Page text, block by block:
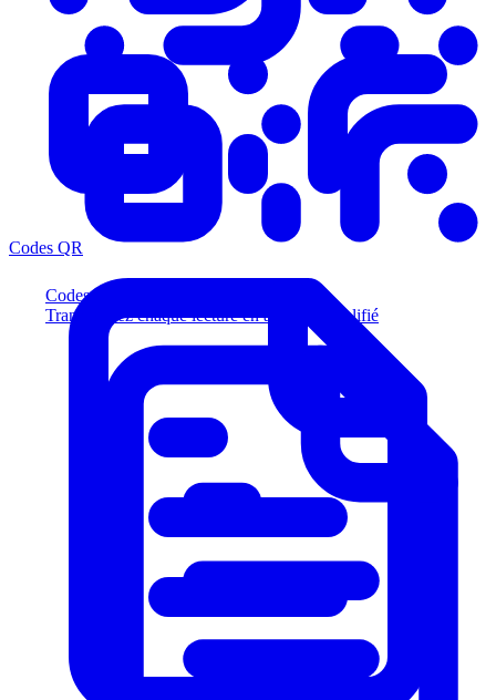
Codes QR
Transformez chaque lecture en acheteur qualifié
Codes QR